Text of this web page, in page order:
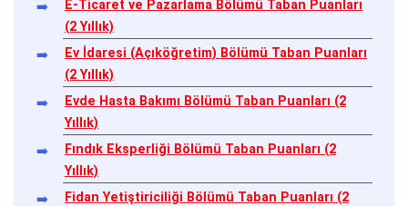
E-Ticaret ve Pazarlama Bölümü Taban Puanları
(2 Yıllık)
Ev İdaresi (Açıköğretim) Bölümü Taban Puanları
(2 Yıllık)
Evde Hasta Bakımı Bölümü Taban Puanları (2
Yıllık)
Fındık Eksperliği Bölümü Taban Puanları (2
Yıllık)
Fidan Yetiştiriciliği Bölümü Taban Puanları (2